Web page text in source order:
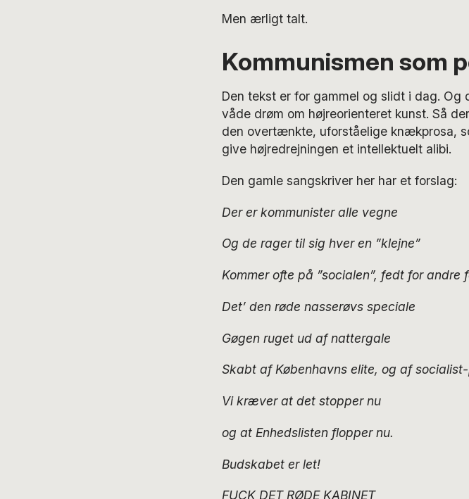
Men ærligt talt.
Kommunismen som
Den tekst er for gammel og slidt i dag.
våde drøm om højreorienteret kunst. Så
den overtænkte, uforståelige knækprosa,
give højredrejningen et intellektuelt alibi.
Den gamle sangskriver her har et forslag:
Der er kommunister alle vegne
Og de rager til sig hver en ”klejne”
Kommer ofte på ”socialen”, fedt for andre
Det’ den røde nasserøvs speciale
Gøgen ruget ud af nattergale
Skabt af Københavns elite, og af
Vi kræver at det stopper nu
og at Enhedslisten flopper nu.
Budskabet er let!
FUCK DET RØDE KABINET